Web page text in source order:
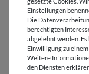
VIELLEICHT
Einstellungen
Die
berechtigten
abgelehnt werden.
Einwilligung zu
Weitere
den Diensten